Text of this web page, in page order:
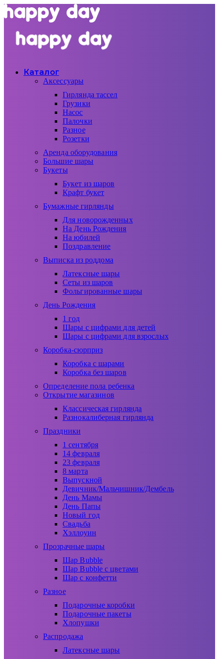
Каталог
Аксессуары
Гирлянда тассел
Грузики
Насос
Палочки
Разное
Розетки
Аренда оборудования
Большие шары
Букеты
Букет из шаров
Крафт букет
Бумажные гирлянды
Для новорожденных
На День Рождения
На юбилей
Поздравление
Выписка из роддома
Латексные шары
Сеты из шаров
Фольгированные шары
День Рождения
1 год
Шары с цифрами для детей
Шары с цифрами для взрослых
Коробка-сюрприз
Коробка с шарами
Коробка без шаров
Определение пола ребенка
Открытие магазинов
Классическая гирлянда
Разнокалиберная гирлянда
Праздники
1 сентября
14 февраля
23 февраля
8 марта
Выпускной
Девичник/Мальчишник/Дембель
День Мамы
День Папы
Новый год
Свадьба
Хэллоуин
Прозрачные шары
Шар Bubble
Шар Bubble с цветами
Шар с конфетти
Разное
Подарочные коробки
Подарочные пакеты
Хлопушки
Распродажа
Латексные шары